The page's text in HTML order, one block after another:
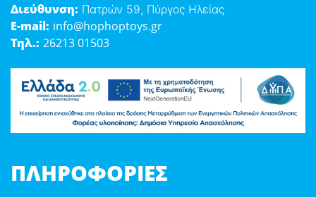
Διεύθυνση: Πατρών 59, Πύργος Ηλείας
E-mail: info@hophoptoys.gr
Τηλ.: 26213 01503
ΠΛΗΡΟΦΟΡΊΕΣ